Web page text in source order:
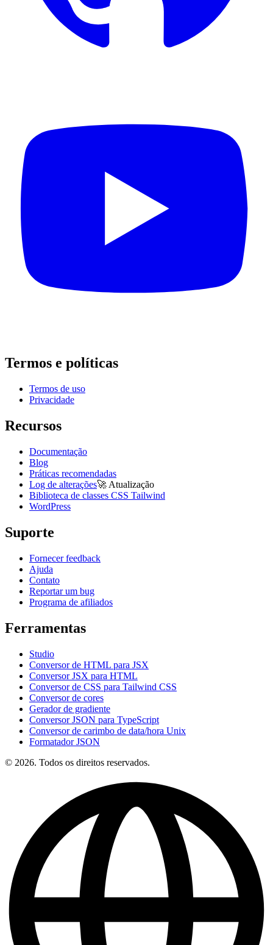
Termos e políticas
Termos de uso
Privacidade
Recursos
Documentação
Blog
Práticas recomendadas
Log de alterações🚀 Atualização
Biblioteca de classes CSS Tailwind
WordPress
Suporte
Fornecer feedback
Ajuda
Contato
Reportar um bug
Programa de afiliados
Ferramentas
Studio
Conversor de HTML para JSX
Conversor JSX para HTML
Conversor de CSS para Tailwind CSS
Conversor de cores
Gerador de gradiente
Conversor JSON para TypeScript
Conversor de carimbo de data/hora Unix
Formatador JSON
© 2026. Todos os direitos reservados.